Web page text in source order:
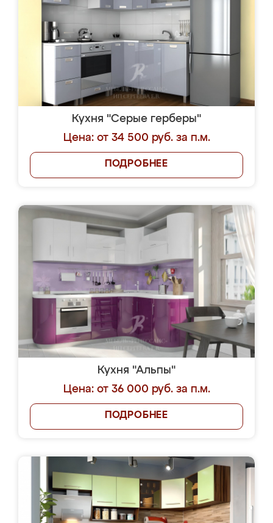
Кухня "Серые герберы"
Цена: от 34 500 руб. за п.м.
ПОДРОБНЕЕ
Кухня "Альпы"
Цена: от 36 000 руб. за п.м.
ПОДРОБНЕЕ